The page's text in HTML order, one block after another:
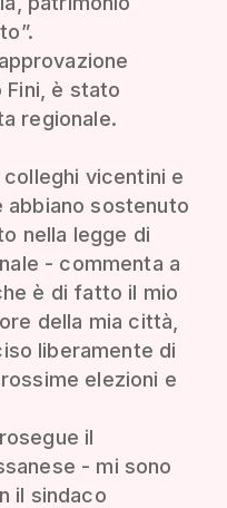
Fini, è stato
regionale.
vicentini e
abbiano sostenuto
nella legge di
- commenta a
è di fatto il mio
della mia città,
liberamente di
elezioni e
il
- mi sono
il sindaco